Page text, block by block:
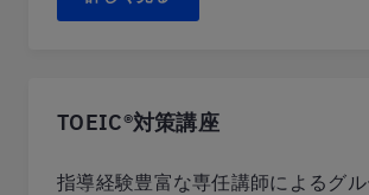
TOEIC®対策講座
指導経験豊富な専任講師によるグ